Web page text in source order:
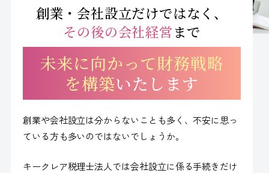
COMPANY
会社案内
ACCESS
アクセス
東京オフィス
大阪オフィス
創業・会社設立だけではなく、
その後の会社経営まで
未来に向かって財務戦略
を構築いたします
創業や会社設立は分からないことも多く、不安に思っ
ている方も多いのではないでしょうか。
キークレア税理士法人では会社設立に係る手続きだけ